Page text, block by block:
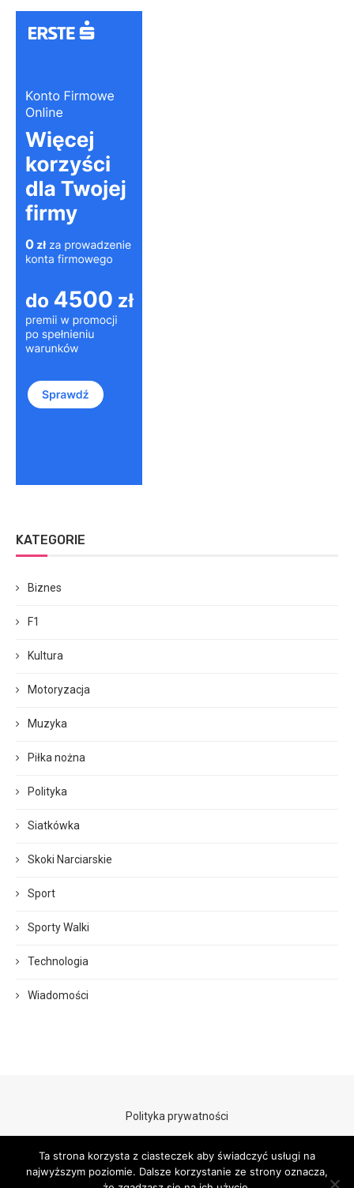
KATEGORIE
Biznes
F1
Kultura
Motoryzacja
Muzyka
Piłka nożna
Polityka
Siatkówka
Skoki Narciarskie
Sport
Sporty Walki
Technologia
Wiadomości
Polityka prywatności
Ta strona korzysta z ciasteczek aby świadczyć usługi na
najwyższym poziomie. Dalsze korzystanie ze strony oznacza,